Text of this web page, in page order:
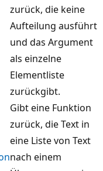
zurück, die keine
Aufteilung ausführt
und das Argument
als einzelne
Elementliste
zurückgibt.
Gibt eine Funktion
zurück, die Text in
eine Liste von Text
nach einem